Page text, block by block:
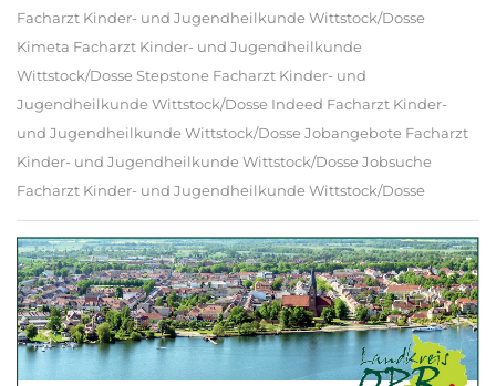
Facharzt Kinder- und Jugendheilkunde Wittstock/Dosse
Kimeta Facharzt Kinder- und Jugendheilkunde
Wittstock/Dosse Stepstone Facharzt Kinder- und
Jugendheilkunde Wittstock/Dosse Indeed Facharzt Kinder-
und Jugendheilkunde Wittstock/Dosse Jobangebote Facharzt
Kinder- und Jugendheilkunde Wittstock/Dosse Jobsuche
Facharzt Kinder- und Jugendheilkunde Wittstock/Dosse